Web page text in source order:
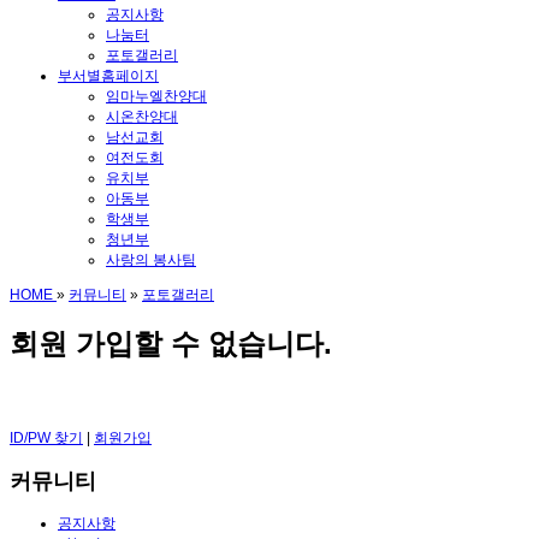
공지사항
나눔터
포토갤러리
부서별홈페이지
임마누엘찬양대
시온찬양대
남선교회
여전도회
유치부
아동부
학생부
청년부
사랑의 봉사팀
HOME » 커뮤니티 » 포토갤러리
회원 가입할 수 없습니다.
ID/PW 찾기 회원가입
커뮤니티
공지사항